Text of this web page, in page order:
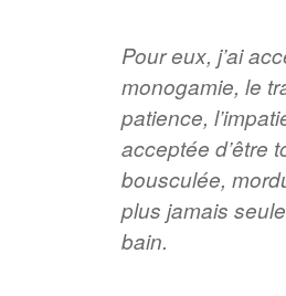
Pour eux, j’ai
monogamie, le
patience,
acceptée d’être
bousculée,
plus jamais
bain.